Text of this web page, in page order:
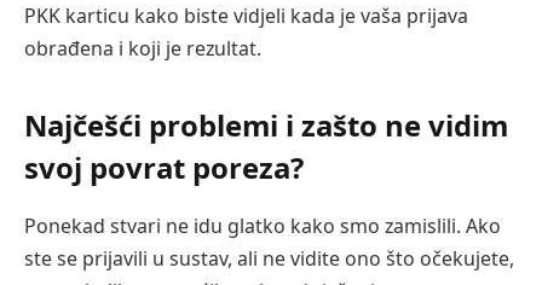
PKK karticu kako biste vidjeli kada je vaša prijava
obrađena i koji je rezultat.
Najčešći problemi i zašto ne vidim
svoj povrat poreza?
Ponekad stvari ne idu glatko kako smo zamislili. Ako
ste se prijavili u sustav, ali ne vidite ono što očekujete,